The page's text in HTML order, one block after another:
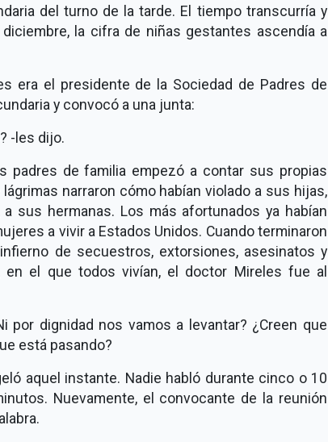
del turno de la tarde. El tiempo transcurría y
la cifra de niñas gestantes ascendía a
era el presidente de la Sociedad de Padres de
y convocó a una junta:
-les dijo.
padres de familia empezó a contar sus propias
narraron cómo habían violado a sus hijas,
sus hermanas. Los más afortunados ya habían
a vivir a Estados Unidos. Cuando terminaron
de secuestros, extorsiones, asesinatos y
en el que todos vivían, el doctor Mireles fue al
por dignidad nos vamos a levantar? ¿Creen que
está pasando?
aquel instante. Nadie habló durante cinco o 10
Nuevamente, el convocante de la reunión